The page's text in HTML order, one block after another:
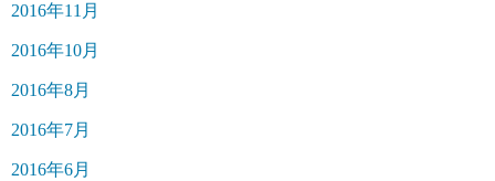
2016年11月
2016年10月
2016年8月
2016年7月
2016年6月